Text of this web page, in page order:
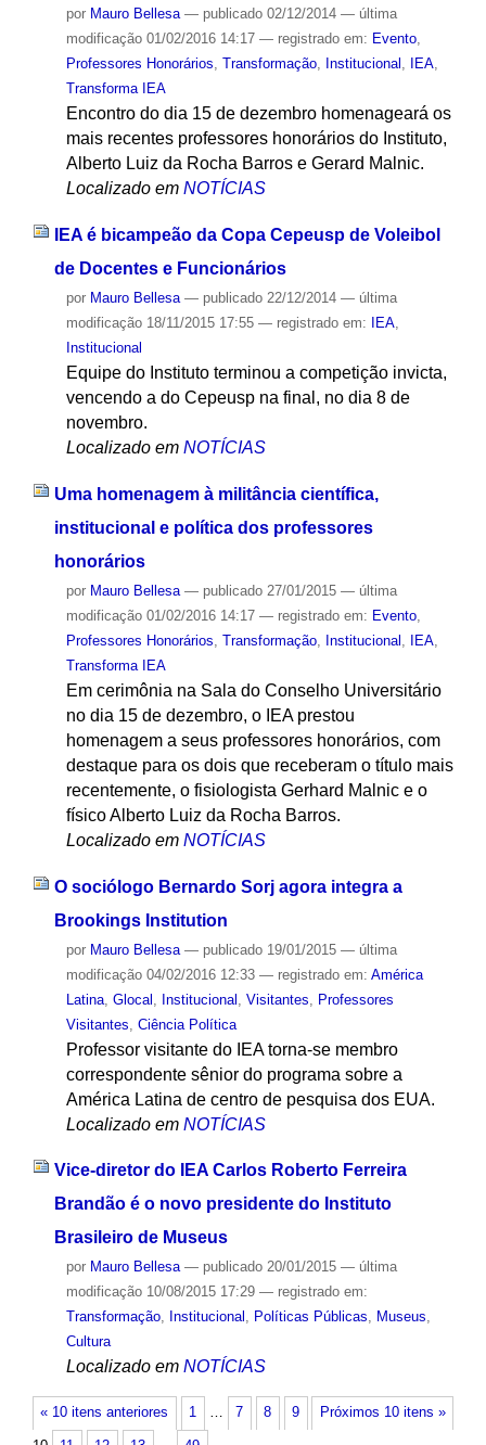
por Mauro Bellesa — publicado02/12/2014 — última
modificação01/02/2016 14:17 — registrado em: Evento,
Professores Honorários, Transformação, Institucional , IEA,
Transforma IEA
Encontro do dia 15 de dezembro homenageará os
mais recentes professores honorários do Instituto,
Alberto Luiz da Rocha Barros e Gerard Malnic.
Localizado em NOTÍCIAS
IEA é bicampeão da Copa Cepeusp de Voleibol
de Docentes e Funcionários
por Mauro Bellesa — publicado22/12/2014 — última
modificação18/11/2015 17:55 — registrado em: IEA,
Institucional
Equipe do Instituto terminou a competição invicta,
vencendo a do Cepeusp na final, no dia 8 de
novembro.
Localizado em NOTÍCIAS
Uma homenagem à militância científica,
institucional e política dos professores
honorários
por Mauro Bellesa — publicado27/01/2015 — última
modificação01/02/2016 14:17 — registrado em: Evento,
Professores Honorários Transformação, Institucional IEA,
Transforma IEA
Em cerimônia na Sala do Conselho Universitário
no dia 15 de dezembro, o IEA prestou
homenagem a seus professores honorários, com
destaque para os dois que receberam o título mais
recentemente, o fisiologista Gerhard Malnic e o
físico Alberto Luiz da Rocha Barros.
Localizado em NOTÍCIAS
O sociólogo Bernardo Sorj agora integra a
Brookings Institution
por Mauro Bellesa — publicado19/01/2015 — última
modificação04/02/2016 12:33 — registrado em: América
Latina, Glocal Institucional Visitantes
Professores
Visitantes Ciência Política
Professor visitante do IEA torna-se membro
correspondente sênior do programa sobre a
América Latina de centro de pesquisa dos EUA.
Localizado em NOTÍCIAS
Vice-diretor do IEA Carlos Roberto Ferreira
Brandão é o novo presidente do Instituto
Brasileiro de Museus
por Mauro Bellesa — publicado20/01/2015 — última
modificação10/08/2015 17:29 — registrado em:
Transformação, Institucional , Políticas Públicas, Museus,
Cultura
Localizado em NOTÍCIAS
« 10 itens anteriores Próximos 10 itens »
1 … 7 8 9